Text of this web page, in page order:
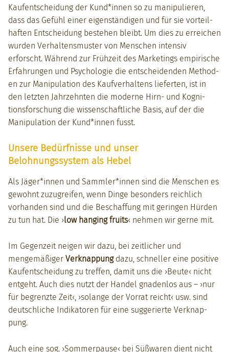
Kaufentschei­dung der Kund*innen so zu manip­ulieren,
dass das Gefühl ein­er eigen­ständi­gen und für sie vorteil­
haften Entschei­dung beste­hen bleibt. Um dies zu erre­ichen
wur­den Ver­hal­tens­muster von Men­schen inten­siv
erforscht. Während zur Frühzeit des Mar­ket­ings empirische
Erfahrun­gen und Psy­cholo­gie die entschei­den­den Meth­o­d­
en zur Manip­u­la­tion des Kaufver­hal­tens liefer­ten, ist in
den let­zten Jahrzehn­ten die mod­erne Hirn- und Kog­ni­
tions­forschung die wis­senschaftliche Basis, auf der die
Manip­u­la­tion der Kund*innen fusst.
Unsere Bedürfnisse und unser
Belohnungssystem als Hebel
Als Jäger*innen und Sammler*innen sind die Men­schen es
gewohnt zuzu­greifen, wenn Dinge beson­ders reich­lich
vorhan­den sind und die Beschaf­fung mit gerin­gen Hür­den
zu tun hat. Die ›low hang­ing fruits‹ nehmen wir gerne mit.
Im Gegen­zeit neigen wir dazu, bei zeitlich­er und
mengemäßiger Verk­nap­pungdazu, schneller eine pos­i­tive
Kaufentschei­dung zu tre­f­fen, damit uns die ›Beute‹ nicht
ent­ge­ht. Auch dies nutzt der Han­del gnaden­los aus – ›nur
für begren­zte Zeit‹, ›solange der Vor­rat reicht‹ usw. sind
deutschliche Indika­toren für eine sug­gerierte Verk­nap­
pung.
Auch eine sog. ›Som­mer­pause‹ bei Süßwaren dient nicht